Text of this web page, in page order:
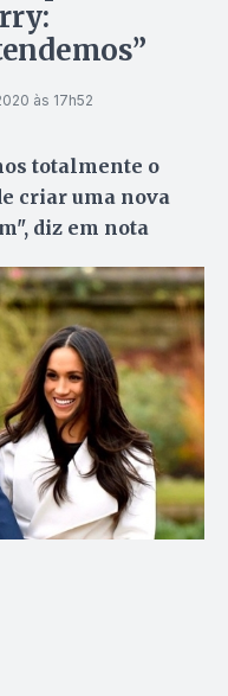
às 17h52
totalmente o
criar uma nova
diz em nota